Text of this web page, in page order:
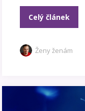
Celý článek
Ženy ženám